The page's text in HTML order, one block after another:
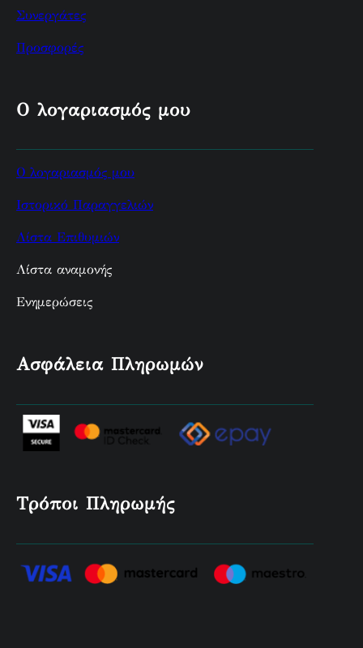
Συνεργάτες
Προσφορές
Ο λογαριασμός μου
Ο λογαριασμός μου
Ιστορικό Παραγγελιών
Λίστα Επιθυμιών
Λίστα αναμονής
Ενημερώσεις
Ασφάλεια Πληρωμών
Τρόποι Πληρωμής